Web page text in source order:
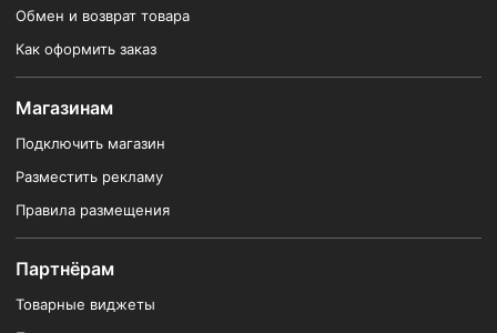
Обмен и возврат товара
Как оформить заказ
Магазинам
Подключить магазин
Разместить рекламу
Правила размещения
Партнёрам
Товарные виджеты